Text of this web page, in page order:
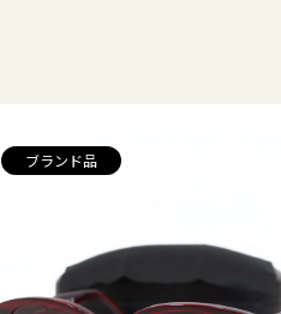
ブランド品